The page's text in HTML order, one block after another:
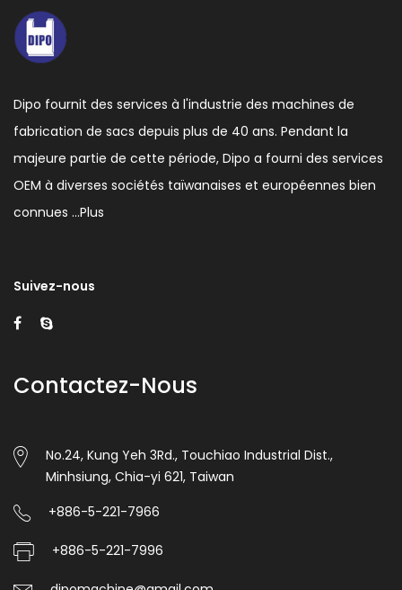
Dipo fournit des services à l'industrie des machines de
fabrication de sacs depuis plus de 40 ans. Pendant la
majeure partie de cette période, Dipo a fourni des services
OEM à diverses sociétés taïwanaises et européennes bien
connues …Plus
Suivez-nous
Contactez-Nous
No.24, Kung Yeh 3Rd., Touchiao Industrial Dist.,
Minhsiung, Chia-yi 621, Taiwan
+886-5-221-7966
+886-5-221-7996